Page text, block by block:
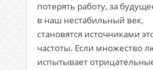
потерять работу, за
в наш нестабильный век,
становятся источниками
частоты. Если множество
испытывает